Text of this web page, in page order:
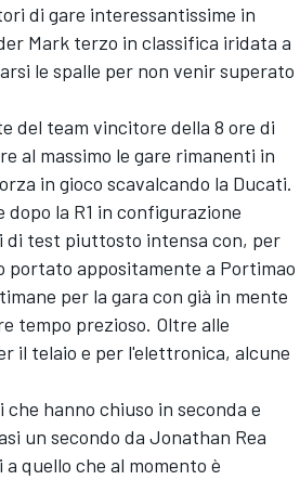
di gare interessantissime in
Mark terzo in classifica iridata a
le spalle per non venir superato
del team vincitore della 8 ore di
al massimo le gare rimanenti in
in gioco scavalcando la Ducati.
la R1 in configurazione
di test piuttosto intensa con, per
appositamente a Portimao
per la gara con già in mente
tempo prezioso. Oltre alle
il telaio e per l'elettronica, alcune
hanno chiuso in seconda e
un secondo da Jonathan Rea
quello che al momento è